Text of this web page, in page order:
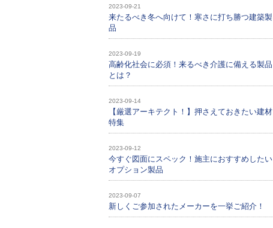
2023-09-21
来たるべき冬へ向けて！寒さに打ち勝つ建築製
品
2023-09-19
高齢化社会に必須！来るべき介護に備える製品
とは？
2023-09-14
【厳選アーキテクト！】押さえておきたい建材
特集
2023-09-12
今すぐ図面にスペック！施主におすすめしたい
オプション製品
2023-09-07
新しくご参加されたメーカーを一挙ご紹介！